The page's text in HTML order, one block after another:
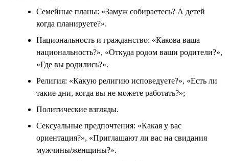
Семейные планы: «Замуж собираетесь? А детей
когда планируете?».
Национальность и гражданство: «Какова ваша
национальность?», «Откуда родом ваши родители?»,
«Где вы родились?».
Религия: «Какую религию исповедуете?», «Есть ли
такие дни, когда вы не можете работать?»;
Политические взгляды.
Сексуальные предпочтения: «Какая у вас
ориентация?», «Приглашают ли вас на свидания
мужчины/женщины?».